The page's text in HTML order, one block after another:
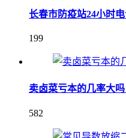
长春市防疫站24小时
199
卖卤菜亏本的几率大
582